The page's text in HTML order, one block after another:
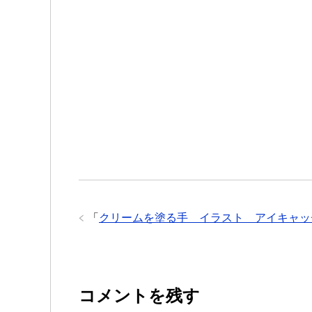
「 クリームを塗る手 イラスト アイキャッ
コメントを残す